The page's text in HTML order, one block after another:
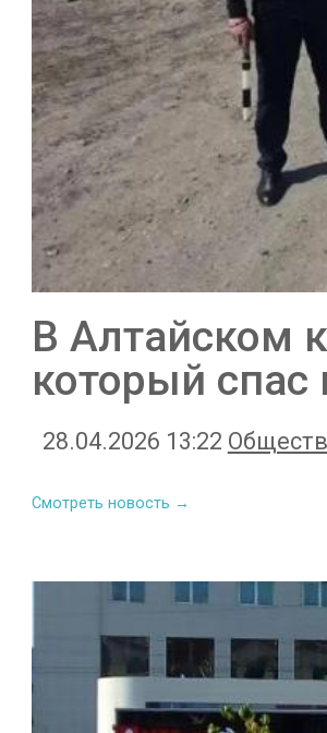
В Алтайском
который
28.04.2026 13:22
Смотреть новость →